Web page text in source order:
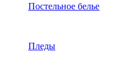
Постельное белье
Пледы